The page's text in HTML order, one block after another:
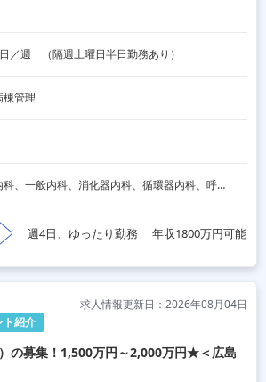
／週　（隔週土曜日半日勤務あり）
棟管理
内分泌内科、一般内科、消化器内科、循環器内科、呼吸器内科、血液内科、脳神経内科、老人内科、その他
週4日、ゆったり勤務 年収1800万円可能
ト紹介
求人情報更新日：2026年08月04日
の募集！1,500万円～2,000万円★＜広島